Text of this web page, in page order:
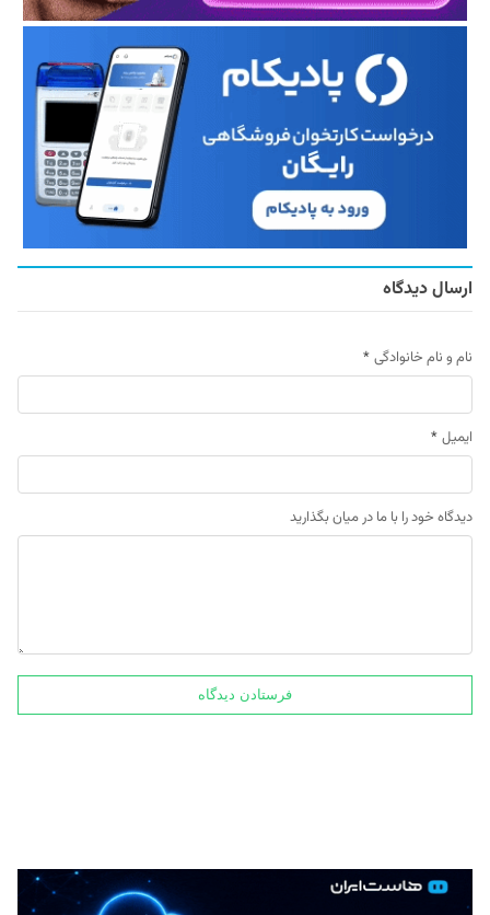
ارسال دیدگاه
نام و نام خانوادگی *
ایمیل *
دیدگاه خود را با ما در میان بگذارید